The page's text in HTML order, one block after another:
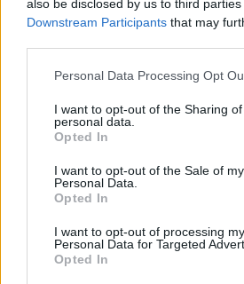
also be disclosed by us to third
Downstream Participants that may
Please note that this website/app
not limited to your visit or usage
grant or deny consent to Google and
use your data for below specified
consent section.
Personal Data Processing Opt
I want to opt-out of the Sharing
personal data.
Opted In
I want to opt-out of the Sale of my
Personal Data.
Opted In
I want to opt-out of processing my
Personal Data for Targeted
Opted In
„Jó látni, hogy közel az álom” –